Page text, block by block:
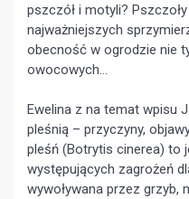
pszczół i motyli?
najważniejszych
obecność w ogrodzie nie
owocowych...
Ewelina z na temat wpisu
pleśnią – przyczyny,
pleśń (Botrytis cinerea) to
występujących zagrożeń
wywoływana przez grzyb,